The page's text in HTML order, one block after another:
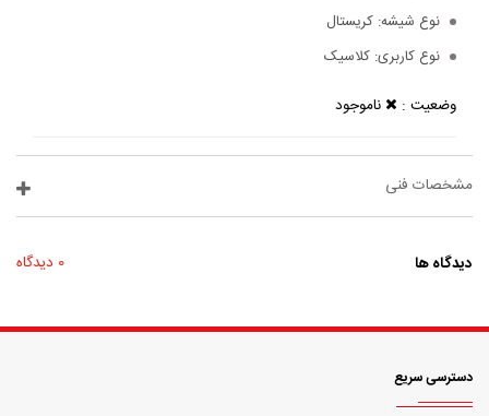
نوع شیشه: کریستال
نوع کاربری: کلاسیک
وضعیت : ناموجود
مشخصات فنی
دیدگاه ها 0 دیدگاه
دسترسی سریع